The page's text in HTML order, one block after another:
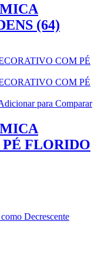
(64)
para Comparar
FLORIDO